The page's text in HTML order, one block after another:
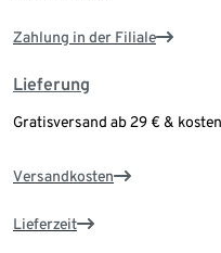
Zahlung in der Filiale
Lieferung
Gratisversand ab 29 € &
Versandkosten
Lieferzeit